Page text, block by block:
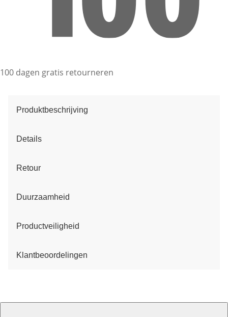
100 dagen gratis retourneren
Produktbeschrijving
Details
Retour
Duurzaamheid
Productveiligheid
Klantbeoordelingen